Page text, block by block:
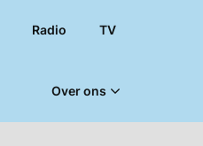
Radio TV
Over ons